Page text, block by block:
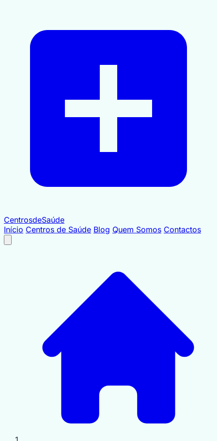
CentrosdeSaúde
Início Centros de Saúde Blog Quem Somos Contactos